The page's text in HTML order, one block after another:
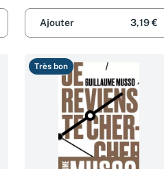
Ajouter 3,19 €
Très bon